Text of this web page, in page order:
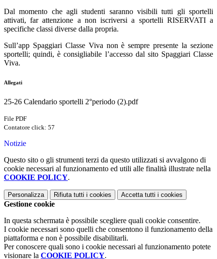
Dal momento che agli studenti saranno visibili tutti gli sportelli
attivati, far attenzione a non iscriversi a sportelli RISERVATI a
specifiche classi diverse dalla propria.
Sull’app Spaggiari Classe Viva non è sempre presente la sezione
sportelli; quindi, è consigliabile l’accesso dal sito Spaggiari Classe
Viva.
Allegati
25-26 Calendario sportelli 2°periodo (2).pdf
File PDF
Contatore click: 57
Notizie
Questo sito o gli strumenti terzi da questo utilizzati si avvalgono di
cookie necessari al funzionamento ed utili alle finalità illustrate nella
COOKIE POLICY.
Personalizza Rifiuta tutti i cookies Accetta tutti i cookies
Gestione cookie
In questa schermata è possibile scegliere quali cookie consentire.
I cookie necessari sono quelli che consentono il funzionamento della
piattaforma e non è possibile disabilitarli.
Per conoscere quali sono i cookie necessari al funzionamento potete
visionare la COOKIE POLICY.